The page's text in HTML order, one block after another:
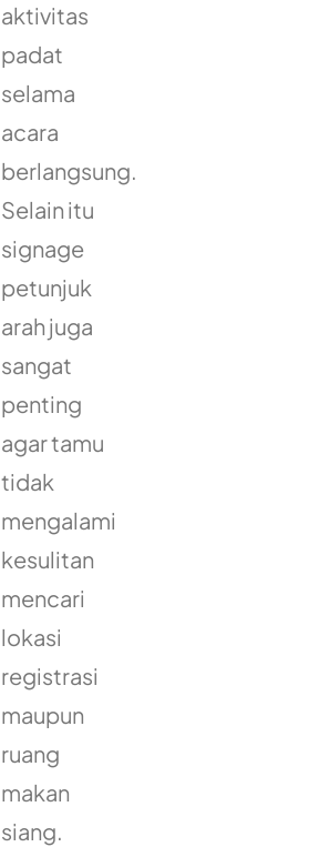
aktivitas
padat
selama
acara
berlangsung.
Selain itu
signage
petunjuk
arah juga
sangat
penting
agar tamu
tidak
mengalami
kesulitan
mencari
lokasi
registrasi
maupun
ruang
makan
siang.